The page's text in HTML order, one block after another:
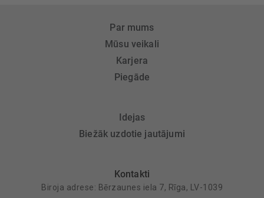
Par mums
Mūsu veikali
Karjera
Piegāde
Idejas
Biežāk uzdotie jautājumi
Kontakti
Biroja adrese: Bērzaunes iela 7, Rīga, LV-1039